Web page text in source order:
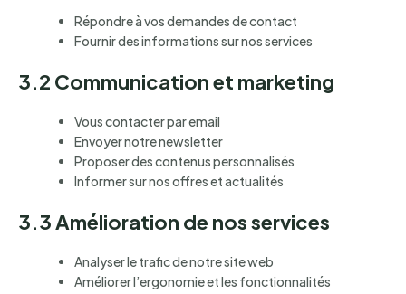
Répondre à vos demandes de contact
Fournir des informations sur nos services
3.2 Communication et marketing
Vous contacter par email
Envoyer notre newsletter
Proposer des contenus personnalisés
Informer sur nos offres et actualités
3.3 Amélioration de nos services
Analyser le trafic de notre site web
Améliorer l’ergonomie et les fonctionnalités